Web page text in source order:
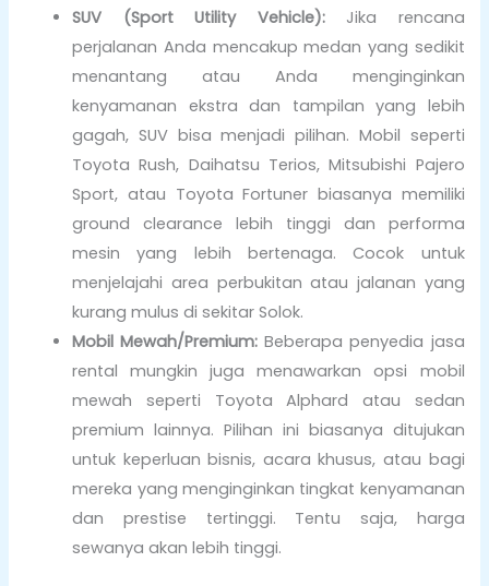
SUV (Sport Utility Vehicle):Jika rencana
perjalanan Anda mencakup medan yang sedikit
menantang atau Anda menginginkan
kenyamanan ekstra dan tampilan yang lebih
gagah, SUV bisa menjadi pilihan. Mobil seperti
Toyota Rush, Daihatsu Terios, Mitsubishi Pajero
Sport, atau Toyota Fortuner biasanya memiliki
ground clearance lebih tinggi dan performa
mesin yang lebih bertenaga. Cocok untuk
menjelajahi area perbukitan atau jalanan yang
kurang mulus di sekitar Solok.
Mobil Mewah/Premium: Beberapa penyedia jasa
rental mungkin juga menawarkan opsi mobil
mewah seperti Toyota Alphard atau sedan
premium lainnya. Pilihan ini biasanya ditujukan
untuk keperluan bisnis, acara khusus, atau bagi
mereka yang menginginkan tingkat kenyamanan
dan prestise tertinggi. Tentu saja, harga
sewanya akan lebih tinggi.